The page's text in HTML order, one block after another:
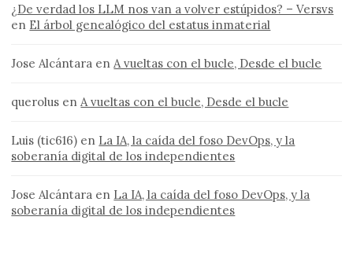
¿De verdad los LLM nos van a volver estúpidos? – Versvs
en El árbol genealógico del estatus inmaterial
Jose Alcántara enA vueltas con el bucle, Desde el bucle
querolus enA vueltas con el bucle, Desde el bucle
Luis (tic616) en La IA, la caída del foso DevOps, y la
soberanía digital de los independientes
Jose Alcántara en La IA, la caída del foso DevOps, y la
soberanía digital de los independientes